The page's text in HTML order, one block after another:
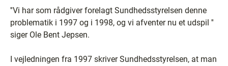
''Vi har som rådgiver forelagt Sundhedsstyrelsen denne
problematik i 1997 og i 1998, og vi afventer nu et udspil ''
siger Ole Bent Jepsen.
I vejledningen fra 1997 skriver Sundhedsstyrelsen, at man